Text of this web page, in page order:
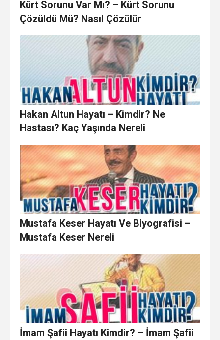
Kürt Sorunu Var Mı? – Kürt Sorunu
Çözüldü Mü? Nasıl Çözülür
Hakan Altun Hayatı – Kimdir? Ne
Hastası? Kaç Yaşında Nereli
Mustafa Keser Hayatı Ve Biyografisi –
Mustafa Keser Nereli
İmam Şafii Hayatı Kimdir? – İmam Şafii